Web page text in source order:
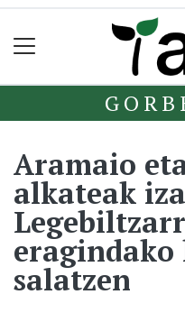
Aramaio
alkateak
salatzen